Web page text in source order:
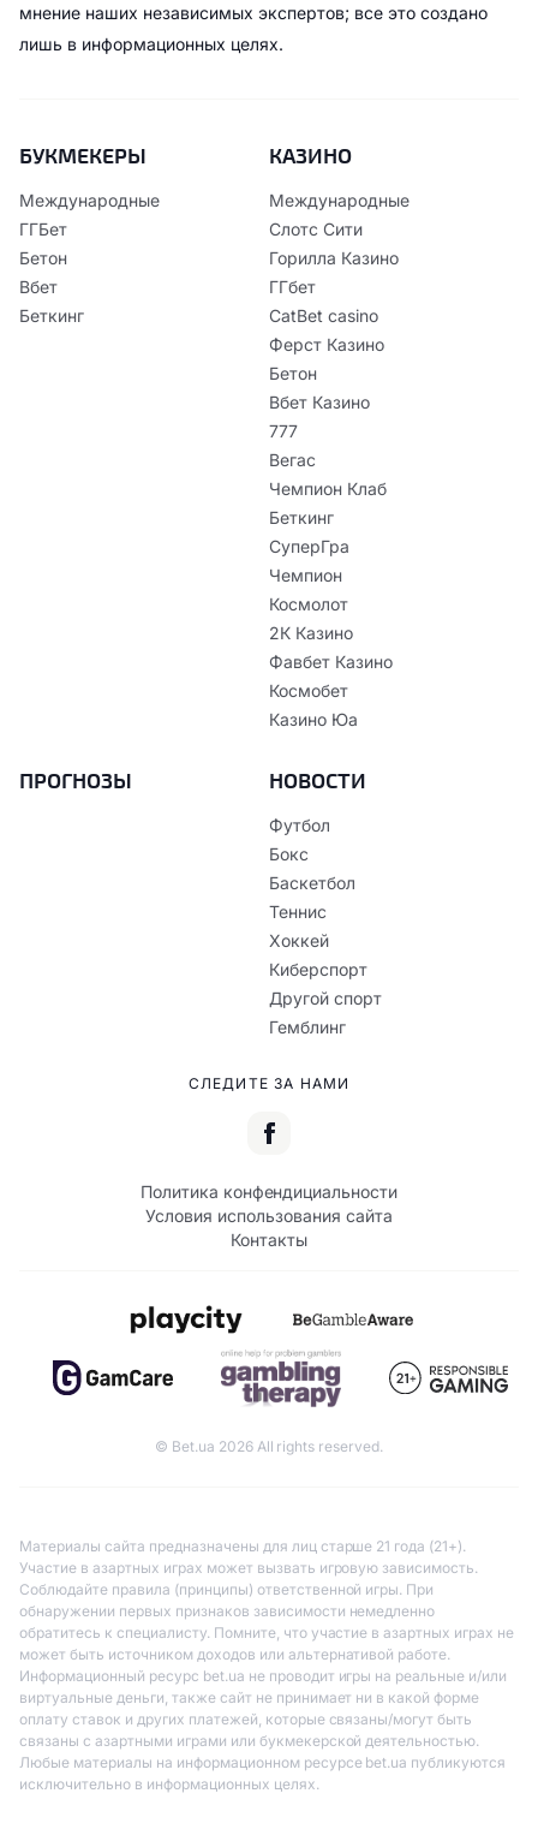
мнение наших независимых экспертов; все это создано
лишь в информационных целях.
БУКМЕКЕРЫ
Международные
ГГБет
Бетон
Вбет
Беткинг
КАЗИНО
Международные
Слотс Сити
Горилла Казино
ГГбет
CatBet casino
Ферст Казино
Бетон
Вбет Казино
777
Вегас
Чемпион Клаб
Беткинг
СуперГра
Чемпион
Космолот
2К Казино
Фавбет Казино
Космобет
Казино Юа
ПРОГНОЗЫ НОВОСТИ
Футбол
Бокс
Баскетбол
Теннис
Хоккей
Киберспорт
Другой спорт
Гемблинг
СЛЕДИТЕ ЗА НАМИ
Политика конфендициальности
Условия использования сайта
Контакты
© Bet.ua 2026 All rights reserved.
Материалы сайта предназначены для лиц старше 21 года (21+).
Участие в азартных играх может вызвать игровую зависимость.
Соблюдайте правила (принципы) ответственной игры. При
обнаружении первых признаков зависимости немедленно
обратитесь к специалисту. Помните, что участие в азартных играх не
может быть источником доходов или альтернативой работе.
Информационный ресурс bet.ua не проводит игры на реальные и/или
виртуальные деньги, также сайт не принимает ни в какой форме
оплату ставок и других платежей, которые связаны/могут быть
связаны с азартными играми или букмекерской деятельностью.
Любые материалы на информационном ресурсе bet.ua публикуются
исключительно в информационных целях.